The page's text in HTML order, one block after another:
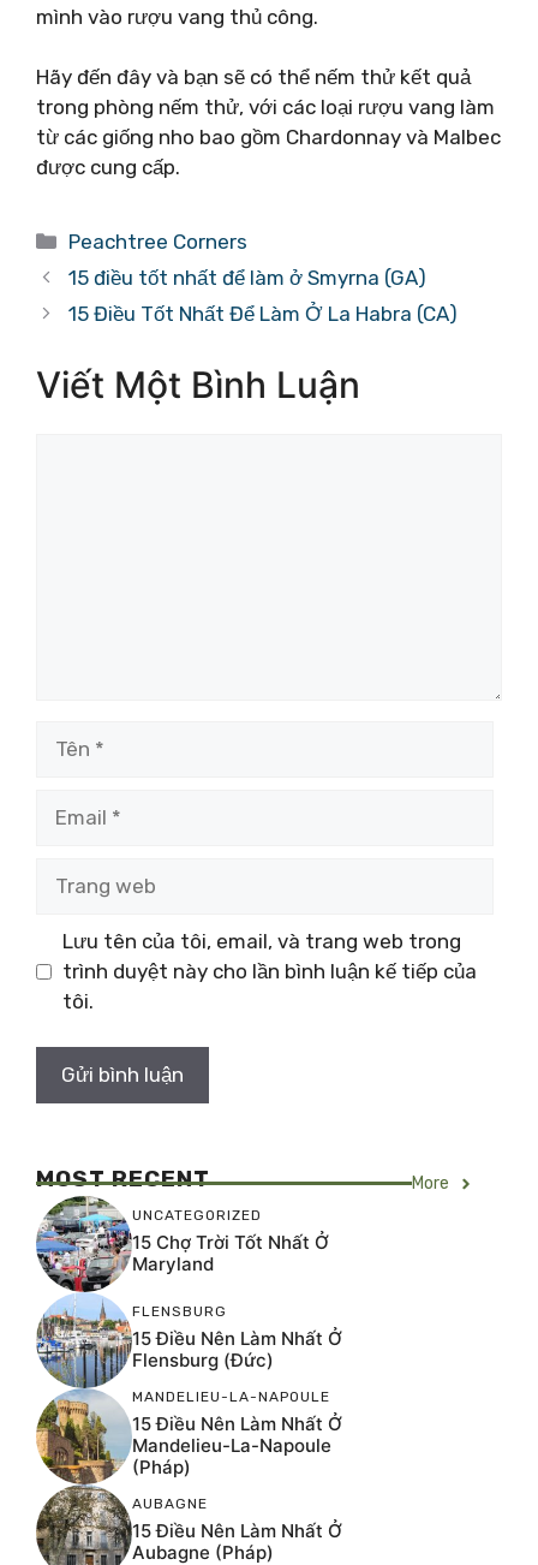
mình vào rượu vang thủ công.
Hãy đến đây và bạn sẽ có thể nếm thử kết quả
trong phòng nếm thử, với các loại rượu vang làm
từ các giống nho bao gồm Chardonnay và Malbec
được cung cấp.
Danh
mục
Peachtree Corners
15 điều tốt nhất để làm ở Smyrna (GA)
15 Điều Tốt Nhất Để Làm Ở La Habra (CA)
Viết Một Bình Luận
web
Lưu tên của tôi, email, và trang web trong
trình duyệt này cho lần bình luận kế tiếp của
tôi.
MOST RECENT More
UNCATEGORIZED
15 Chợ Trời Tốt Nhất Ở
Maryland
FLENSBURG
15 Điều Nên Làm Nhất Ở
Flensburg (Đức)
MANDELIEU-LA-NAPOULE
15 Điều Nên Làm Nhất Ở
Mandelieu-La-Napoule
(Pháp)
AUBAGNE
15 Điều Nên Làm Nhất Ở
Aubagne (Pháp)